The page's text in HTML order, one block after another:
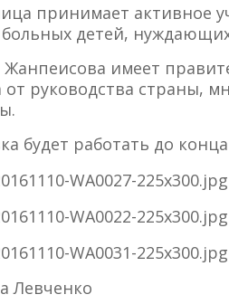
принимает активное
больных детей,
Жанпеисова имеет
от руководства страны,
будет работать до
Левченко